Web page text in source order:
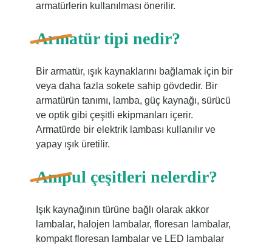
armatürlerin kullanılması önerilir.
Armatür tipi nedir?
Bir armatür, ışık kaynaklarını bağlamak için bir
veya daha fazla sokete sahip gövdedir. Bir
armatürün tanımı, lamba, güç kaynağı, sürücü
ve optik gibi çeşitli ekipmanları içerir.
Armatürde bir elektrik lambası kullanılır ve
yapay ışık üretilir.
Ampul çeşitleri nelerdir?
Işık kaynağının türüne bağlı olarak akkor
lambalar, halojen lambalar, floresan lambalar,
kompakt floresan lambalar ve LED lambalar